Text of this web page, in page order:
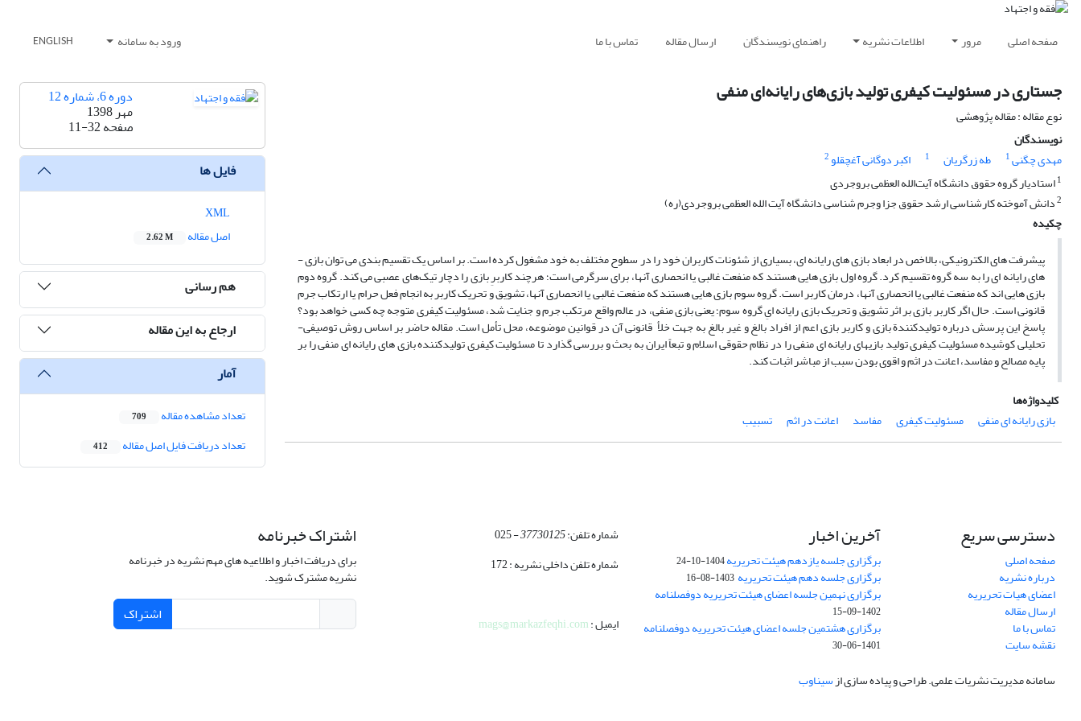
صفحه اصلی مرور اطلاعات نشریه راهنمای نویسندگان ارسال مقاله تماس با ما ورود به سامانه ENGLISH
جستاری در مسئولیت کیفری تولید بازی‌های رایانه‌ای منفی
نوع مقاله : مقاله پژوهشی
نویسندگان
مهدی چگنی1 طه زرگریان 1 اکبر دوگانی آغچقلو2
1استادیار گروه حقوق دانشگاه آیت‌الله العظمی بروجردی
2دانش آموخته کارشناسی ارشد حقوق جزا وجرم شناسی دانشگاه آیت الله العظمی بروجردی(ره)
چکیده
پیشرفت­ های الکترونیکی، بالاخص در ابعاد بازی ­های رایانه ­ای، بسیاری از شئونات کاربران خود را در سطوح مختلف به خود مشغول کرده است. بر اساس یک تقسیم­ بندی می ­توان بازی ­
های رایانه ­ای را به سه گروه تقسیم کرد. گروه اول بازی ­هایی هستند که منفعت غالبی یا انحصاری آنها، برای سرگرمی است؛ هرچند کاربرِ بازی را دچار تیک‌های عصبی می­ کند. گروه دوم
بازی ­هایی اند که منفعت غالبی یا انحصاری آنها، درمان کاربر است. گروه سوم بازی ­هایی هستند که منفعت غالبی یا انحصاری آنها، تشویق و تحریک کاربر به انجام فعل حرام یا ارتکاب جرم
قانونی است. حال اگر کاربر بازی بر اثر تشویق و تحریک بازی رایانه ­ایِ گروه سوم؛ یعنی بازی منفی، در عالم واقع مرتکب جرم و جنایت شد، مسئولیت کیفری متوجه چه کسی خواهد بود؟
پاسخ این پرسش درباره تولیدکنندة بازی و کاربر بازی اعم از افراد بالغ و غیر بالغ به جهت خلأ قانونی آن در قوانین موضوعه، محل تأمل است. مقاله حاضر بر اساس روش توصیفی-
تحلیلی کوشیده مسئولیت کیفری تولید بازی­های رایانه ­ای منفی را در نظام حقوقی اسلام و تبعاً ایران به بحث و بررسی گذارد تا مسئولیت کیفری تولیدکننده بازی­ های رایانه­ ای منفی را بر
پایه مصالح و مفاسد، اعانت در اثم و اقوی بودن سبب از مباشر اثبات کند.
کلیدواژه‌ها
بازی­ رایانه ­ای منفی
مسئولیت کیفری مفاسد اعانت در اثم تسبیب
دوره 6، شماره 12
مهر 1398
صفحه11-32
فایل ها
اصل مقاله
2.62 M
هم رسانی
ارجاع به این مقاله
آمار
تعداد مشاهده مقاله 709
تعداد دریافت فایل اصل مقاله 412
دسترسی سریع
صفحه اصلی
درباره نشریه
اعضای هیات تحریریه
ارسال مقاله
تماس با ما
نقشه سایت
آخرین اخبار
برگزاری جلسه یازدهم هیئت تحریریه1404-10-24
برگزاری جلسه دهم هیئت تحریریه 1403-08-16
برگزاری نهمین جلسه اعضای هیئت تحریریه دوفصلنامه
1402-09-15
برگزاری هشتمین جلسه اعضای هیئت تحریریه دوفصلنامه
1401-06-30
شماره تلفن:37730125
- 025
شماره تلفن داخلی نشریه : 172
ایمیل :mags@markazfeqhi.com
اشتراک خبرنامه
برای دریافت اخبار و اطلاعیه های مهم نشریه در خبرنامه
نشریه مشترک شوید.
اشتراک
سامانه مدیریت نشریات علمی.طراحی و پیاده سازی ازسیناوب